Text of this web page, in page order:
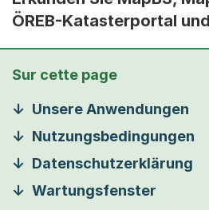
ÖREB-Katasterportal
Sur cette page
Unsere Anwendungen
Nutzungsbedingungen
Datenschutzerklärung
Wartungsfenster